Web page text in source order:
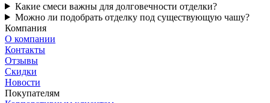
Какие смеси важны для долговечности отделки?
Можно ли подобрать отделку под существующую чашу?
Компания
О компании
Контакты
Отзывы
Скидки
Новости
Покупателям